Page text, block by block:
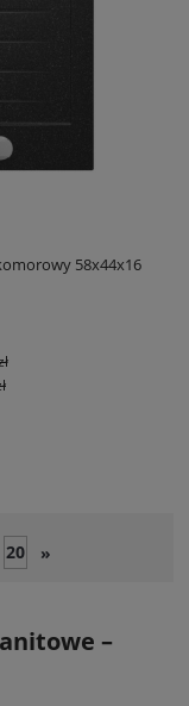
58x44x16
20 »
–